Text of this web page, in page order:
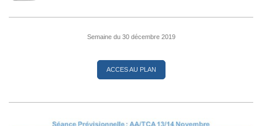
Semaine du 30 décembre 2019
ACCES AU PLAN